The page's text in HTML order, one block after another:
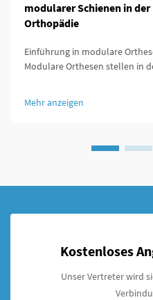
modularer Schienen in
Orthopädie
Einführung in modulare
Modulare Orthesen stellen in
diese Orthesen besonders
Mehr anzeigen
Kostenloses
Unser Vertreter wird